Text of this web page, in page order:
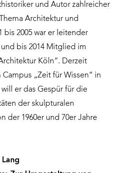
und Autor zahlreicher
Architektur und
bis 2005 war er leitender
bis 2014 Mitglied im
Köln“. Derzeit
„Zeit für Wissen“ in
er das Gespür für die
der skulpturalen
der 1960er und 70er Jahre